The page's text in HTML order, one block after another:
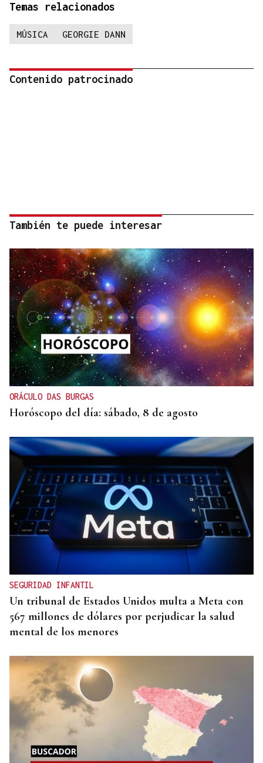
Temas relacionados
MÚSICA GEORGIE DANN
Contenido patrocinado
También te puede interesar
ORÁCULO DAS BURGAS
Horóscopo del día: sábado, 8 de agosto
SEGURIDAD INFANTIL
Un tribunal de Estados Unidos multa a Meta con
567 millones de dólares por perjudicar la salud
mental de los menores